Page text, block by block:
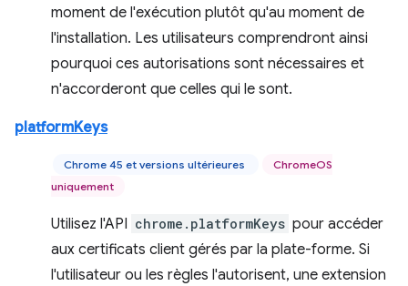
moment de l'exécution plutôt qu'au moment de
l'installation. Les utilisateurs comprendront ainsi
pourquoi ces autorisations sont nécessaires et
n'accorderont que celles qui le sont.
platformKeys
Chrome 45 et versions ultérieures
ChromeOS
uniquement
Utilisez l'API chrome.platformKeys pour accéder
aux certificats client gérés par la plate-forme. Si
l'utilisateur ou les règles l'autorisent, une extension